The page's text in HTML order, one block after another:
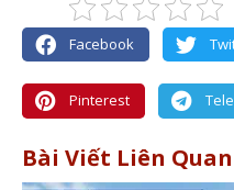
Facebook
Pinterest
Bài Viết Liên Quan